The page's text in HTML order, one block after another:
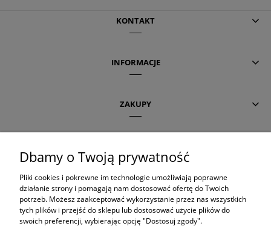
KONTAKT
INFORMACJE
ZAKUPY
AKTUALNE TEMATY
Dbamy o Twoją prywatność
Pliki cookies i pokrewne im technologie umożliwiają poprawne
działanie strony i pomagają nam dostosować ofertę do Twoich
potrzeb. Możesz zaakceptować wykorzystanie przez nas wszystkich
tych plików i przejść do sklepu lub dostosować użycie plików do
swoich preferencji, wybierając opcję "Dostosuj zgody".